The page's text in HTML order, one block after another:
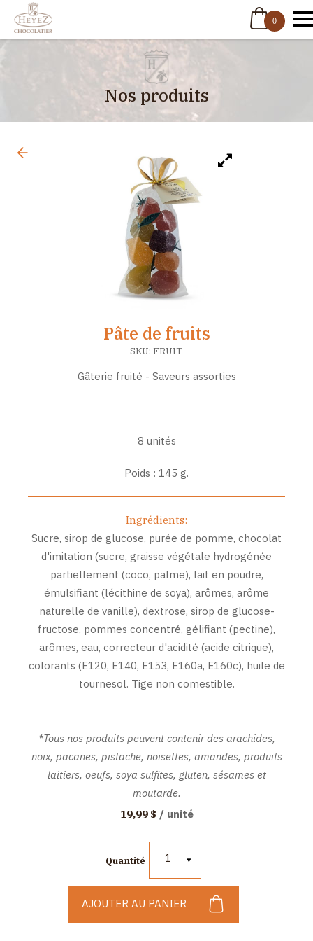
0
Nos produits
Pâte de fruits
SKU: FRUIT
Gâterie fruité - Saveurs assorties
8 unités
Poids : 145 g.
Ingrédients:
Sucre, sirop de glucose, purée de pomme, chocolat
d'imitation (sucre, graisse végétale hydrogénée
partiellement (coco, palme), lait en poudre,
émulsifiant (lécithine de soya), arômes, arôme
naturelle de vanille), dextrose, sirop de glucose-
fructose, pommes concentré, gélifiant (pectine),
arômes, eau, correcteur d'acidité (acide citrique),
colorants (E120, E140, E153, E160a, E160c), huile de
tournesol. Tige non comestible.
*Tous nos produits peuvent contenir des arachides,
noix, pacanes, pistache, noisettes, amandes, produits
laitiers, oeufs, soya sulfites, gluten, sésames et
moutarde.
19,99 $ / unité
Quantité 1
AJOUTER AU PANIER